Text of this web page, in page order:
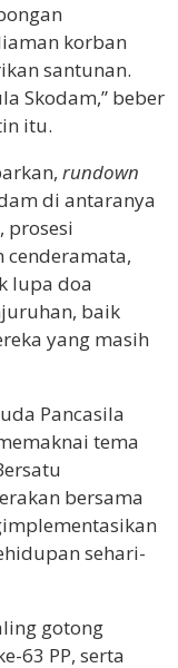
korban
santunan.
Skodam,” beber
itu.
rundown
di antaranya
prosesi
cenderamata,
lupa doa
baik
yang masih
Pancasila
tema
bersama
sehari-
gotong
63 PP, serta